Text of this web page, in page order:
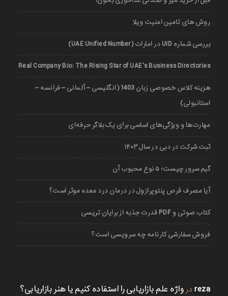
روش های تامین امنیت ویلا
بررسی شماره UID در امارات (UAE Unified Number)
Real Company Bio: The Rising Star of UAE’s Business Directories
هزینه کلاس خصوصی زبان 1403 (انگلیسی – آلمانی – فرانسه –
استانبولی)
مهارت‌ها و ویژگی‌های اساسی برای یک بلاگر حرفه‌ای
ثبت شرکت در دبی در سال ۱۴۰۳
گیم سرور چیست؛ ۵ نوع محبوب آن
آیا مصرف قرص پنتوپرازول در درمان درد معده موثر است؟
کتاب صوتی و PDF قدرت جذبه از برایان تریسی
فروش سفارشی کارنامه چه سرویسی است؟
reza در واژه علم بازاریابی را استفاده کنیم یا هنر بازاریابی؟